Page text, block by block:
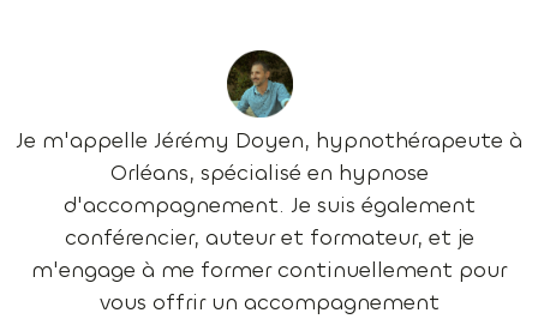
Je m'appelle Jérémy Doyen, hypnothérapeute à
Orléans, spécialisé en hypnose
d'accompagnement. Je suis également
conférencier, auteur et formateur, et je
m'engage à me former continuellement pour
vous offrir un accompagnement